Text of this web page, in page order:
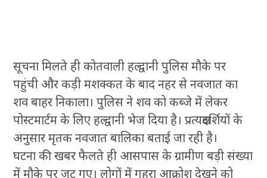
सूचना मिलते ही कोतवाली हल्द्वानी पुलिस मौके पर
पहुंची और कड़ी मशक्कत के बाद नहर से नवजात का
शव बाहर निकाला। पुलिस ने शव को कब्जे में लेकर
पोस्टमार्टम के लिए हल्द्वानी भेज दिया है। प्रत्यक्षदर्शियों के
अनुसार मृतक नवजात बालिका बताई जा रही है।
घटना की खबर फैलते ही आसपास के ग्रामीण बड़ी संख्या
में मौके पर जुट गए। लोगों में गहरा आक्रोश देखने को